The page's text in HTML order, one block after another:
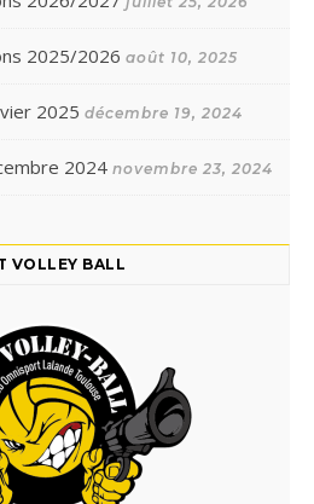
2025/2026 août 10, 2025
2025 décembre 19, 2024
2024 novembre 23, 2024
VOLLEY BALL